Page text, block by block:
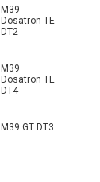
M39
Dosatron TE
DT2
M39
Dosatron TE
DT4
M39 GT DT3